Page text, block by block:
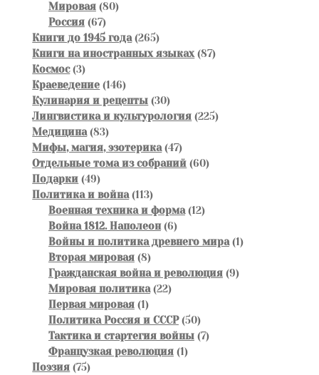
Мировая 8080
Россия 6767
товаров
Книги до 1945 года 265265
товаров
Книги на иностранных языках 8787
Космос 33
товара
Краеведение 146146
товаров
Кулинария и рецепты 3030
товаров
Лингвистика и культурология 225225
Медицина 8383
товара
Мифы, магия, эзотерика 4747
товаров
Отдельные тома из собраний 6060
Подарки 4949
товаров
Политика и война 113113
товаров
Военная техника и форма 1212
Война 1812. Наполеон 66
товаров
Войны и политика древнего мира 11
Вторая мировая 88
товаров
Гражданская война и революция 99
Мировая политика 2222
Первая мировая 11
товар
Политика Россия и СССР 5050
товаров
Тактика и стартегия войны 77
Французкая революция 11
Поэзия 7575